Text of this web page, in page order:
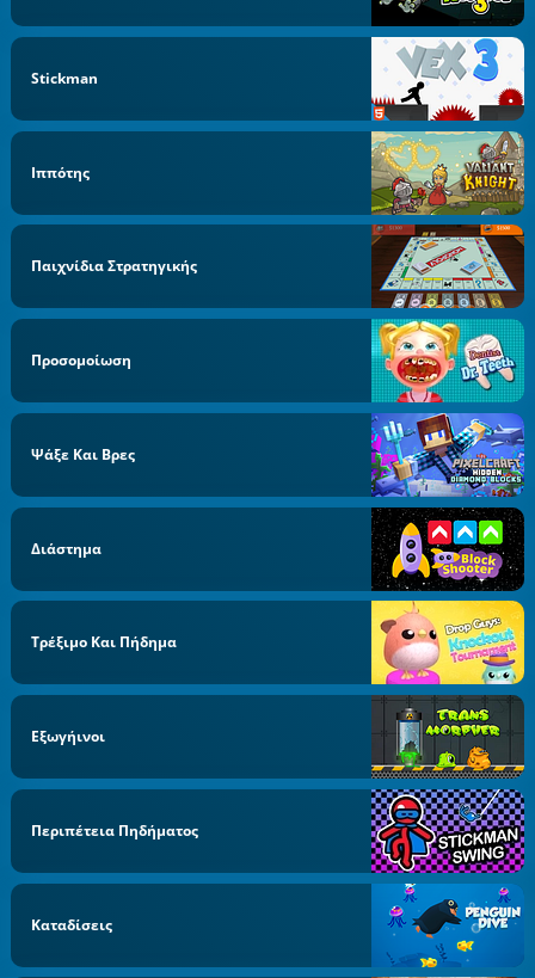
Stickman
Ιππότης
Παιχνίδια Στρατηγικής
Προσομοίωση
Ψάξε Και Βρες
Διάστημα
Τρέξιμο Και Πήδημα
Εξωγήινοι
Περιπέτεια Πηδήματος
Καταδίσεις